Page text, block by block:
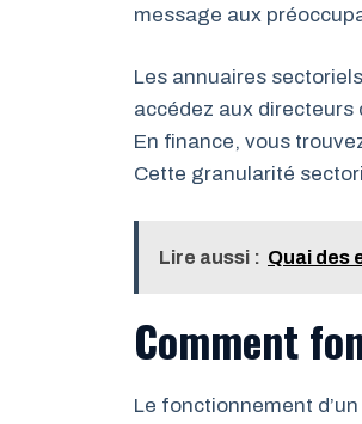
message aux
Les annuaires
accédez aux directeurs
En finance, vous
Cette granularité
Lire aussi : Quai des
Comment
Le fonctionnement